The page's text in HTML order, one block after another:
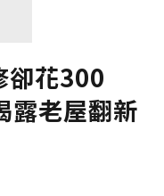
卻花300
露老屋翻新